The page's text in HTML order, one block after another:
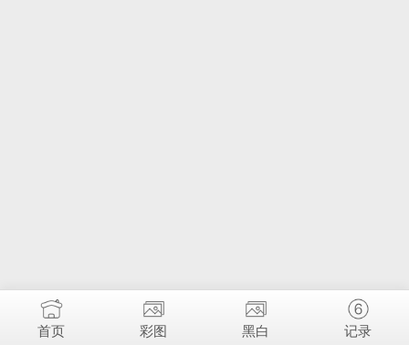
首页 彩图 黑白 记录